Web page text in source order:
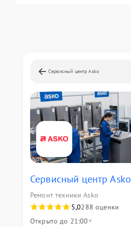
Сервисный центр Asko
Сервисный центр Asko
Ремонт техники Asko
5,0288 оценки
Открыто до 21:00